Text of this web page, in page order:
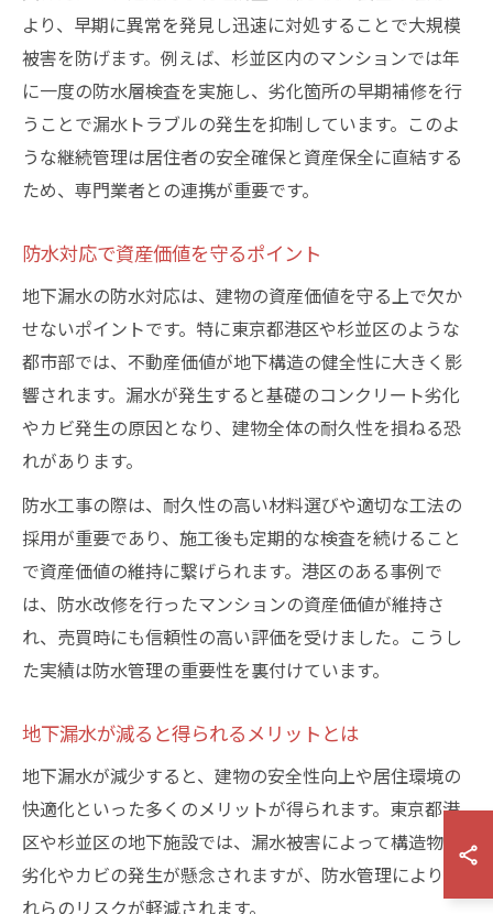
より、早期に異常を発見し迅速に対処することで大規模
被害を防げます。例えば、杉並区内のマンションでは年
に一度の防水層検査を実施し、劣化箇所の早期補修を行
うことで漏水トラブルの発生を抑制しています。このよ
うな継続管理は居住者の安全確保と資産保全に直結する
ため、専門業者との連携が重要です。
防水対応で資産価値を守るポイント
地下漏水の防水対応は、建物の資産価値を守る上で欠か
せないポイントです。特に東京都港区や杉並区のような
都市部では、不動産価値が地下構造の健全性に大きく影
響されます。漏水が発生すると基礎のコンクリート劣化
やカビ発生の原因となり、建物全体の耐久性を損ねる恐
れがあります。
防水工事の際は、耐久性の高い材料選びや適切な工法の
採用が重要であり、施工後も定期的な検査を続けること
で資産価値の維持に繋げられます。港区のある事例で
は、防水改修を行ったマンションの資産価値が維持さ
れ、売買時にも信頼性の高い評価を受けました。こうし
た実績は防水管理の重要性を裏付けています。
地下漏水が減ると得られるメリットとは
地下漏水が減少すると、建物の安全性向上や居住環境の
快適化といった多くのメリットが得られます。東京都港
区や杉並区の地下施設では、漏水被害によって構造物の
劣化やカビの発生が懸念されますが、防水管理によりこ
れらのリスクが軽減されます。